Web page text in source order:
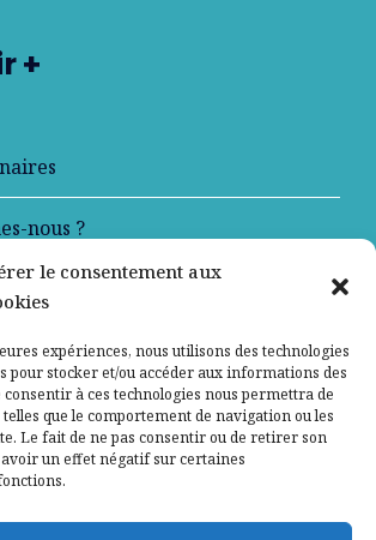
le consentement aux
expériences, nous utilisons des technologies
pour stocker et/ou accéder aux informations des
à ces technologies nous permettra de
que le comportement de navigation ou les
Le fait de ne pas consentir ou de retirer son
un effet négatif sur certaines
+
nous ?
confidentialité